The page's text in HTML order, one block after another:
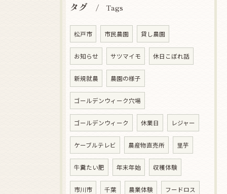
タグ Tags
松戸市 市民農園 貸し農園
お知らせ サツマイモ 休日こぼれ話
新規就農 農園の様子
ゴールデンウィーク穴場
ゴールデンウィーク 休業日 レジャー
ケーブルテレビ 農産物直売所 里芋
牛糞たい肥 年末年始 収穫体験
市川市 千葉 農業体験 フードロス